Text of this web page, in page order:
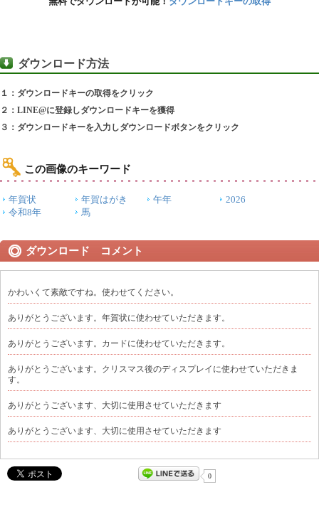
ダウンロード方法
１：ダウンロードキーの取得をクリック
２：LINE@に登録しダウンロードキーを獲得
３：ダウンロードキーを入力しダウンロードボタンをクリック
この画像のキーワード
年賀状 年賀はがき 午年
2026
令和8年
馬
ダウンロード コメント
かわいくて素敵ですね。使わせてください。
ありがとうございます。年賀状に使わせていただきます。
ありがとうございます。カードに使わせていただきます。
ありがとうございます。クリスマス後のディスプレイに使わせていただきま
す。
ありがとうございます、大切に使用させていただきます
ありがとうございます、大切に使用させていただきます
0